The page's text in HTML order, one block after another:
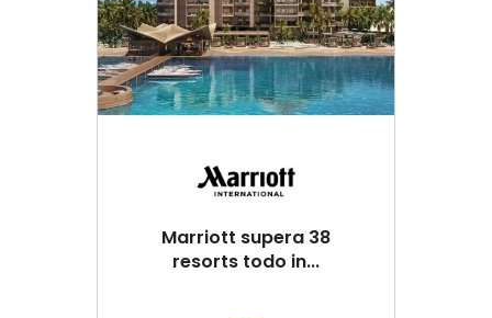
Marriott supera 38
resorts todo in...